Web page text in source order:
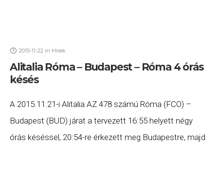
2015-11-22 in Hírek
Alitalia Róma – Budapest – Róma 4 órás
késés
A 2015.11.21-i Alitalia AZ 478 számú Róma (FCO) –
Budapest (BUD) járat a tervezett 16:55 helyett négy
órás késéssel, 20:54-re érkezett meg Budapestre, majd